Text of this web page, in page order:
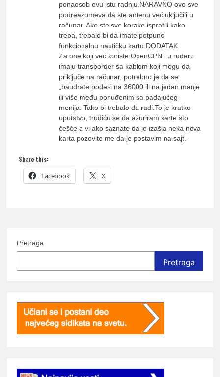
ponaosob ovu istu radnju.NARAVNO ovo sve
podreazumeva da ste antenu već uključili u
računar. Ako ste sve korake ispratili kako
treba, trebalo bi da imate potpuno
funkcionalnu nautičku kartu.DODATAK.
Za one koji već koriste OpenCPN i u ruderu
imaju transporder sa kablom koji mogu da
priključe na računar, potrebno je da se
„baudrate podesi na 36000 ili na jedan manje
ili više među ponuđenim sa padajućeg
menija. Tako bi trebalo da radi.To je kratko
uputstvo, trudiću se da ažuriram karte što
češće a vi ako saznate da je izašla neka nova
karta pozovite me da je postavim na sajt.
Share this:
Facebook X
Pretraga
Pretraga